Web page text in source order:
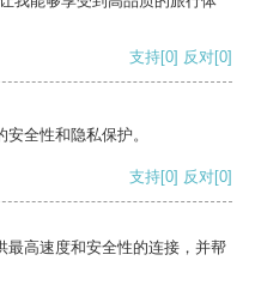
支持[0] 反对[0]
全性和隐私保护。
支持[0] 反对[0]
最高速度和安全性的连接，并帮